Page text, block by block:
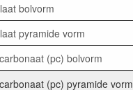
bolvorm
pyramide vorm
(pc) bolvorm
(pc) pyramide vorm